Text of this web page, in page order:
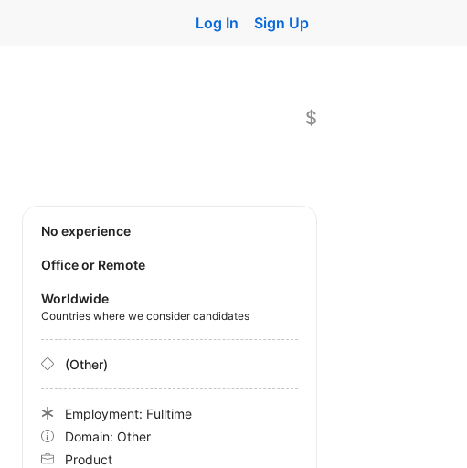
Log In Sign Up
$
No experience
Office or Remote
Worldwide
Countries where we consider candidates
(Other)
Employment: Fulltime
Domain: Other
Product